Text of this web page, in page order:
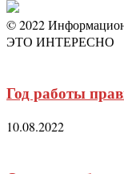
© 2022
ЭТО ИНТЕРЕСНО
Год работы
10.08.2022